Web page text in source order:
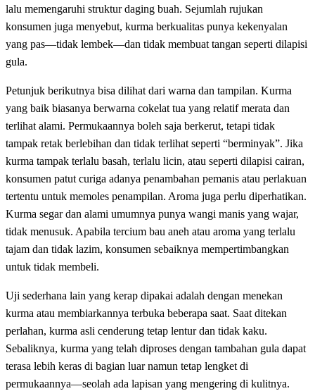
lalu memengaruhi struktur daging buah. Sejumlah rujukan
konsumen juga menyebut, kurma berkualitas punya kekenyalan
yang pas—tidak lembek—dan tidak membuat tangan seperti dilapisi
gula.
Petunjuk berikutnya bisa dilihat dari warna dan tampilan. Kurma
yang baik biasanya berwarna cokelat tua yang relatif merata dan
terlihat alami. Permukaannya boleh saja berkerut, tetapi tidak
tampak retak berlebihan dan tidak terlihat seperti “berminyak”. Jika
kurma tampak terlalu basah, terlalu licin, atau seperti dilapisi cairan,
konsumen patut curiga adanya penambahan pemanis atau perlakuan
tertentu untuk memoles penampilan. Aroma juga perlu diperhatikan.
Kurma segar dan alami umumnya punya wangi manis yang wajar,
tidak menusuk. Apabila tercium bau aneh atau aroma yang terlalu
tajam dan tidak lazim, konsumen sebaiknya mempertimbangkan
untuk tidak membeli.
Uji sederhana lain yang kerap dipakai adalah dengan menekan
kurma atau membiarkannya terbuka beberapa saat. Saat ditekan
perlahan, kurma asli cenderung tetap lentur dan tidak kaku.
Sebaliknya, kurma yang telah diproses dengan tambahan gula dapat
terasa lebih keras di bagian luar namun tetap lengket di
permukaannya—seolah ada lapisan yang mengering di kulitnya.